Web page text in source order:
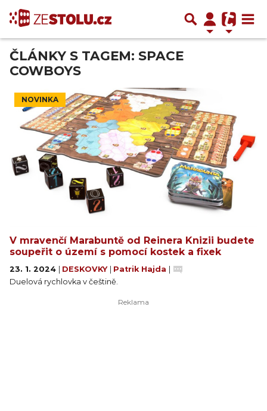
ČLÁNKY S TAGEM: SPACE
COWBOYS
NOVINKA
V mravenčí Marabuntě od Reinera Knizii budete
soupeřit o území s pomocí kostek a fixek
23. 1. 2024 DESKOVKY Patrik Hajda
Duelová rychlovka v češtině.